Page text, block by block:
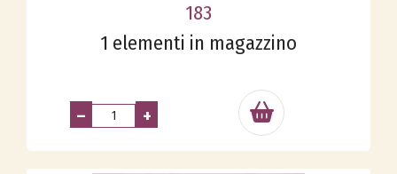
183
1 elementi in magazzino
– +